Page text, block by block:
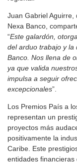
Juan Gabriel
Nexa Banco,
“Este galardón,
del arduo trabajo y la
Banco. Nos llena de
ya que valida
impulsa a seguir
excepcionales”.
Los Premios País a
representan un
proyectos más
positivamente la
Caribe. Este
entidades